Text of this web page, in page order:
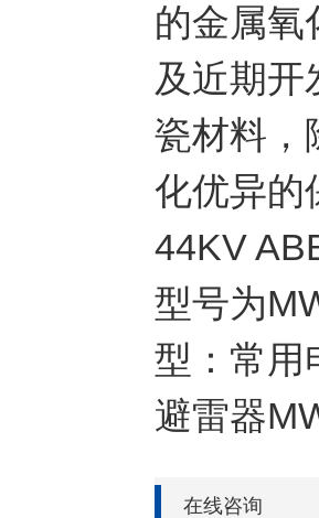
的金属氧
及近期开
瓷材料，
化优异的
44KV
型号为
型：常用
避雷器
在线咨询